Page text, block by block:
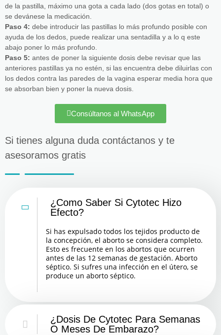
de la pastilla, máximo una gota a cada lado (dos gotas en total) o
se devánese la medicación.
Paso 4: debe introducir las pastillas lo más profundo posible con
ayuda de los dedos, puede realizar una sentadilla y a lo q este
abajo poner lo más profundo.
Paso 5: antes de poner la siguiente dosis debe revisar que las
anteriores pastillas ya no estén, si las encuentra debe diluirlas con
los dedos contra las paredes de la vagina esperar media hora que
se absorban bien y poner la nueva dosis.
Consúltanos al WhatsApp
Si tienes alguna duda contáctanos y te
asesoramos gratis
¿Como Saber Si Cytotec Hizo
Efecto?
Si has expulsado todos los tejidos producto de
la concepción, el aborto se considera completo.
Esto es frecuente en los abortos que ocurren
antes de las 12 semanas de gestación. Aborto
séptico. Si sufres una infección en el útero, se
produce un aborto séptico.
¿Dosis De Cytotec Para Semanas
O Meses De Embarazo?